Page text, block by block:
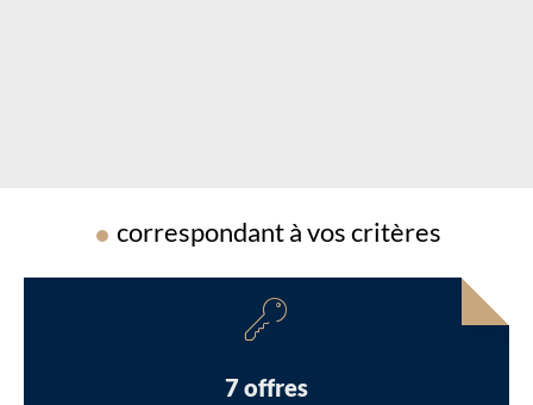
Chargement...
correspondant à vos critères
7 offres